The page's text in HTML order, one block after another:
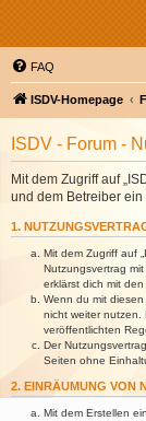
FAQ
ISDV-Homepage
ISDV - Forum -
Mit dem Zugriff auf
und dem Betreiber
1.
Mit dem Zugriff auf
Nutzungsvertrag
erklärst dich mit
Wenn du mit
nicht weiter nutzen.
veröffentlichten
Der
Seiten ohne
2. EINRÄUMUNG VON
Mit dem Erstellen